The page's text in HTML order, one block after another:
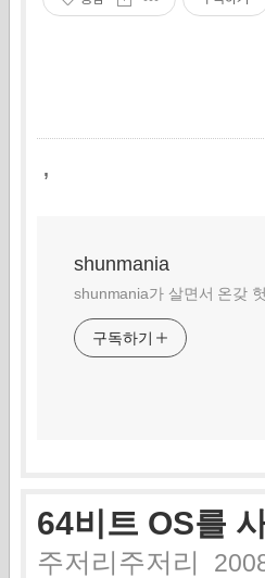
,
shunmania
shunmania가 살면서 온갖
구독하기
64비트 OS를
주저리주저리